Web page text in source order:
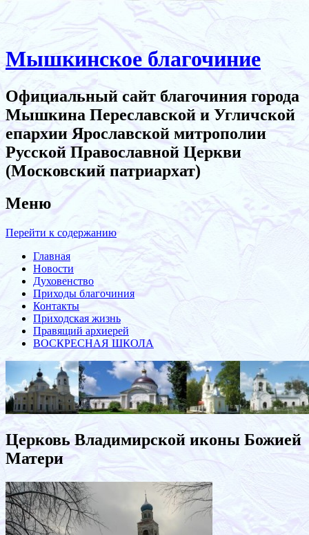
Мышкинское благочиние
Официальный сайт благочиния города
Мышкина Переславской и Угличской
епархии Ярославской митрополии
Русской Православной Церкви
(Московский патриархат)
Меню
Перейти к содержанию
Главная
Новости
Духовенство
Приходы благочиния
Контакты
Приходская жизнь
Правящий архиерей
ВОСКРЕСНАЯ ШКОЛА
Церковь Владимирской иконы Божией
Матери